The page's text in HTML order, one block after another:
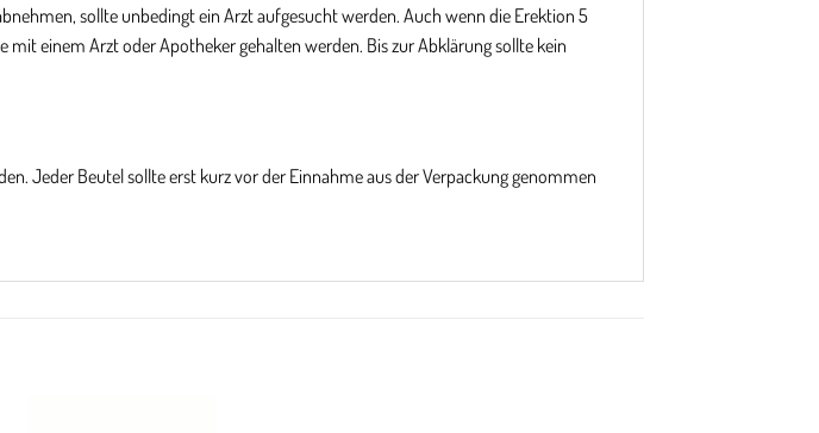
sollte unbedingt ein Arzt aufgesucht werden. Auch wenn die Erektion 5
einem Arzt oder Apotheker gehalten werden. Bis zur Abklärung sollte kein
Jeder Beutel sollte erst kurz vor der Einnahme aus der Verpackung genommen